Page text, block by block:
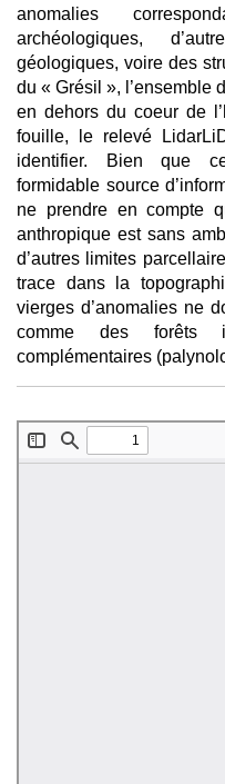
anomalies
archéologiques,
géologiques, voire des
du « Grésil », l’ensemble
en dehors du coeur de
fouille, le relevé
identifier. Bien que
formidable source
ne prendre en compte
anthropique est sans
d’autres limites
trace dans la
vierges d’anomalies ne
comme des forêts
complémentaires